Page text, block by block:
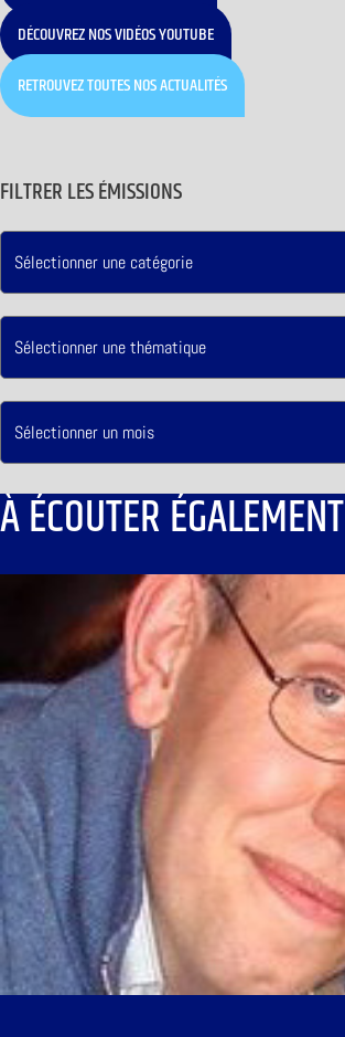
DÉCOUVREZ NOS VIDÉOS YOUTUBE
RETROUVEZ TOUTES NOS ACTUALITÉS
FILTRER LES ÉMISSIONS
À ÉCOUTER ÉGALEMENT